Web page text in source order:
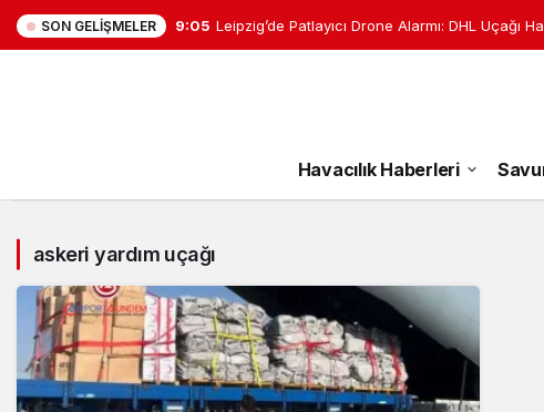
SON GELIŞMELER 9:05 Leipzig’de Patlayıcı Drone Alarmı: DHL Uçağı
Havacılık Haberleri
askeri yardım uçağı